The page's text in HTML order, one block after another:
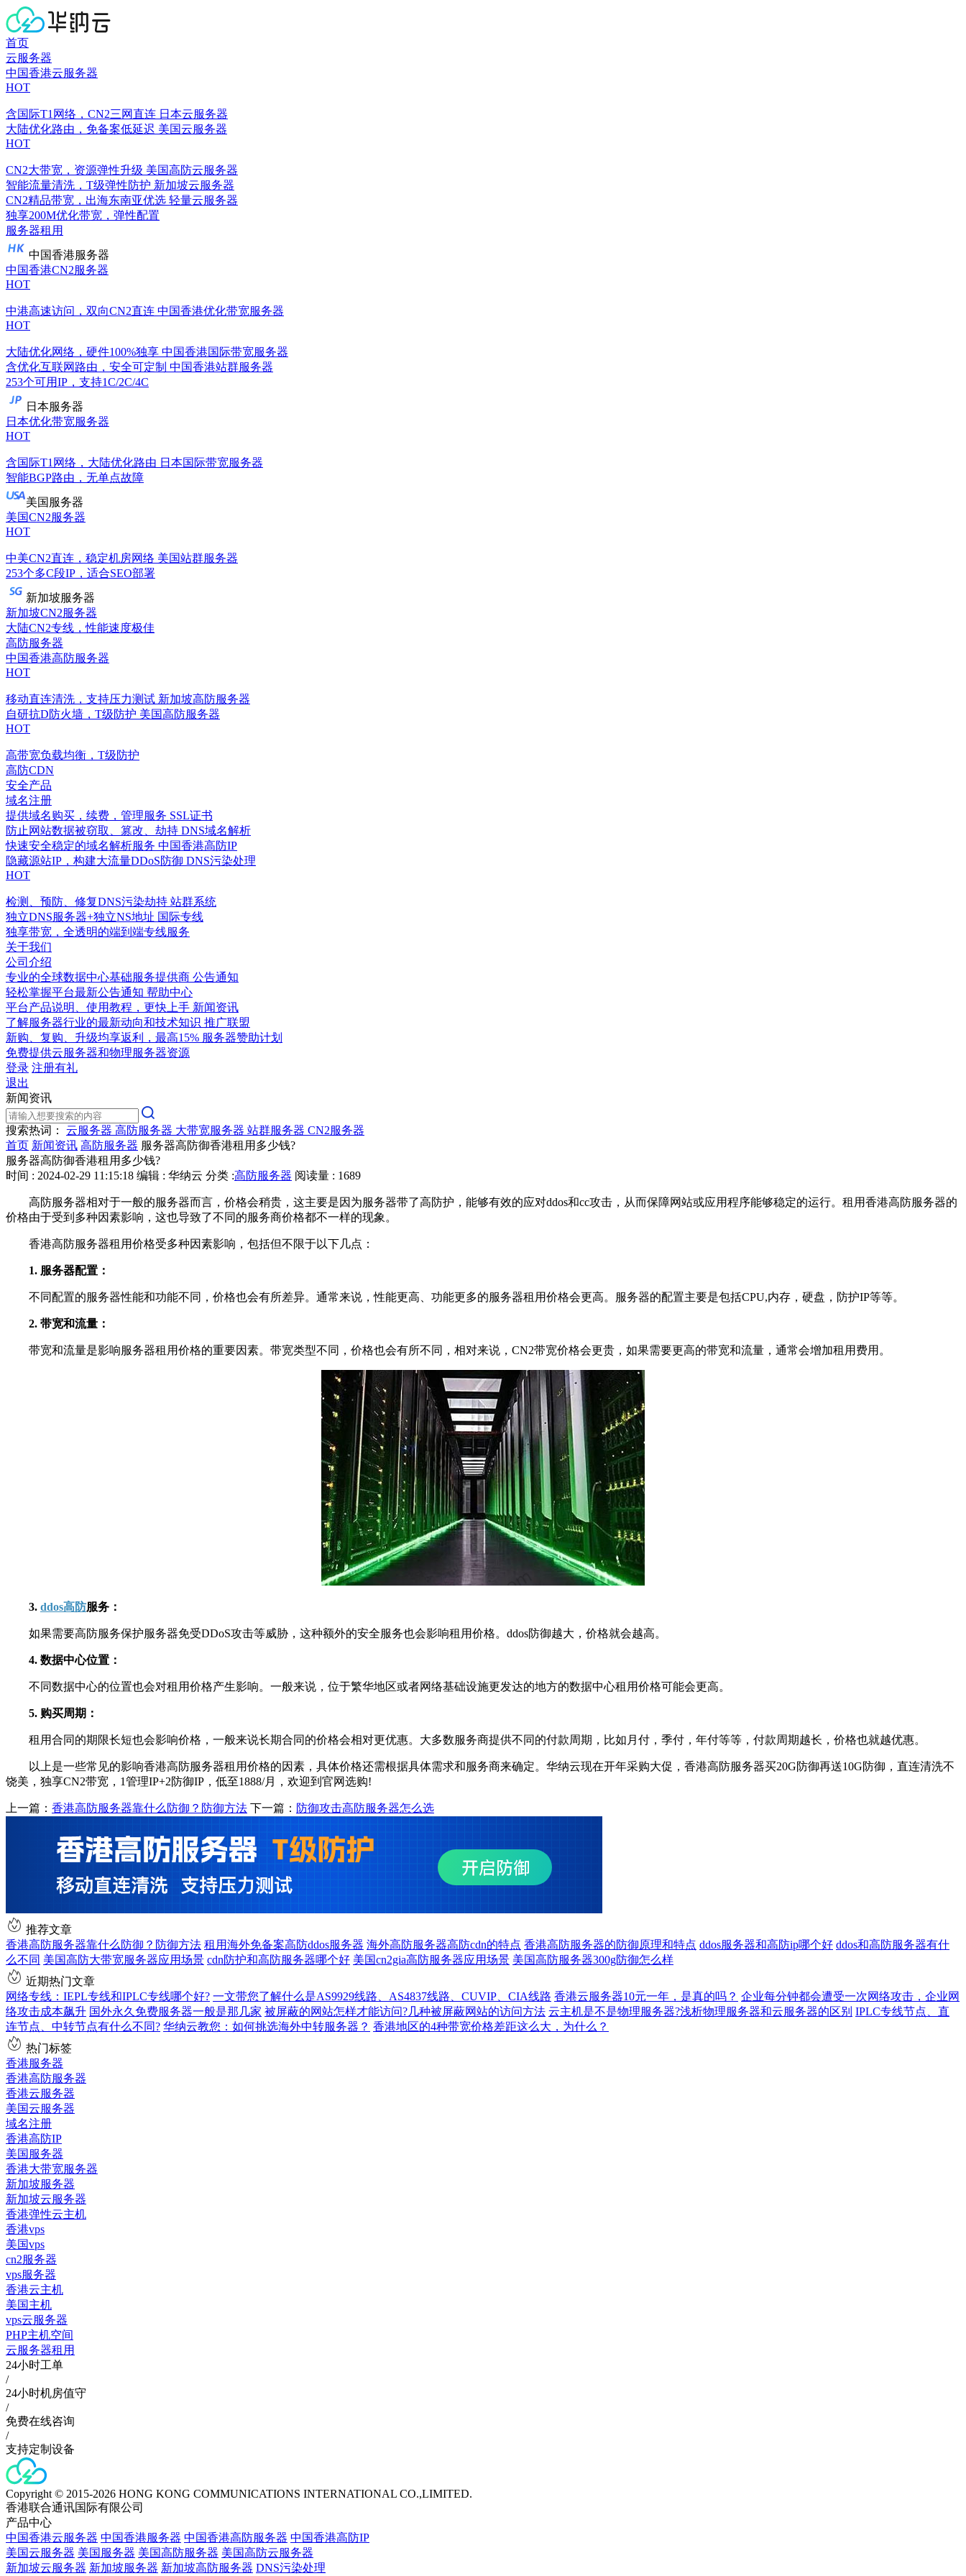
首页
云服务器
中国香港云服务器
HOT
含国际T1网络，CN2三网直连 日本云服务器
大陆优化路由，免备案低延迟 美国云服务器
HOT
CN2大带宽，资源弹性升级 美国高防云服务器
智能流量清洗，T级弹性防护 新加坡云服务器
CN2精品带宽，出海东南亚优选 轻量云服务器
独享200M优化带宽，弹性配置
服务器租用
中国香港服务器
中国香港CN2服务器
HOT
中港高速访问，双向CN2直连 中国香港优化带宽服务器
HOT
大陆优化网络，硬件100%独享 中国香港国际带宽服务器
含优化互联网路由，安全可定制 中国香港站群服务器
253个可用IP，支持1C/2C/4C
日本服务器
日本优化带宽服务器
HOT
含国际T1网络，大陆优化路由 日本国际带宽服务器
智能BGP路由，无单点故障
美国服务器
美国CN2服务器
HOT
中美CN2直连，稳定机房网络 美国站群服务器
253个多C段IP，适合SEO部署
新加坡服务器
新加坡CN2服务器
大陆CN2专线，性能速度极佳
高防服务器
中国香港高防服务器
HOT
移动直连清洗，支持压力测试 新加坡高防服务器
自研抗D防火墙，T级防护 美国高防服务器
HOT
高带宽负载均衡，T级防护
高防CDN
安全产品
域名注册
提供域名购买，续费，管理服务 SSL证书
防止网站数据被窃取、篡改、劫持 DNS域名解析
快速安全稳定的域名解析服务 中国香港高防IP
隐藏源站IP，构建大流量DDoS防御 DNS污染处理
HOT
检测、预防、修复DNS污染劫持 站群系统
独立DNS服务器+独立NS地址 国际专线
独享带宽，全透明的端到端专线服务
关于我们
公司介绍
专业的全球数据中心基础服务提供商 公告通知
轻松掌握平台最新公告通知 帮助中心
平台产品说明、使用教程，更快上手 新闻资讯
了解服务器行业的最新动向和技术知识 推广联盟
新购、复购、升级均享返利，最高15% 服务器赞助计划
免费提供云服务器和物理服务器资源
登录 注册有礼
退出
新闻资讯
搜索热词： 云服务器 高防服务器 大带宽服务器 站群服务器 CN2服务器
首页 新闻资讯 高防服务器 服务器高防御香港租用多少钱?
服务器高防御香港租用多少钱?
时间 : 2024-02-29 11:15:18 编辑 : 华纳云 分类 :高防服务器 阅读量 : 1689
高防服务器相对于一般的服务器而言，价格会稍贵，这主要是因为服务器带了高防护，能够有效的应对ddos和cc攻击，从而保障网站或应用程序能够稳定的运行。租用香港高防服务器的
价格由于受到多种因素影响，这也导致了不同的服务商价格都不一样的现象。
香港高防服务器租用价格受多种因素影响，包括但不限于以下几点：
1. 服务器配置：
不同配置的服务器性能和功能不同，价格也会有所差异。通常来说，性能更高、功能更多的服务器租用价格会更高。服务器的配置主要是包括CPU,内存，硬盘，防护IP等等。
2. 带宽和流量：
带宽和流量是影响服务器租用价格的重要因素。带宽类型不同，价格也会有所不同，相对来说，CN2带宽价格会更贵，如果需要更高的带宽和流量，通常会增加租用费用。
3. ddos高防服务：
如果需要高防服务保护服务器免受DDoS攻击等威胁，这种额外的安全服务也会影响租用价格。ddos防御越大，价格就会越高。
4. 数据中心位置：
不同数据中心的位置也会对租用价格产生影响。一般来说，位于繁华地区或者网络基础设施更发达的地方的数据中心租用价格可能会更高。
5. 购买周期：
租用合同的期限长短也会影响价格，一般来说长期合同的价格会相对更优惠。大多数服务商提供不同的付款周期，比如月付，季付，年付等等，付款周期越长，价格也就越优惠。
以上是一些常见的影响香港高防服务器租用价格的因素，具体价格还需根据具体需求和服务商来确定。华纳云现在开年采购大促，香港高防服务器买20G防御再送10G防御，直连清洗不
饶美，独享CN2带宽，1管理IP+2防御IP，低至1888/月，欢迎到官网选购!
上一篇： 香港高防服务器靠什么防御？防御方法 下一篇： 防御攻击高防服务器怎么选
推荐文章
香港高防服务器靠什么防御？防御方法 租用海外免备案高防ddos服务器 海外高防服务器高防cdn的特点 香港高防服务器的防御原理和特点 ddos服务器和高防ip哪个好 ddos和高防服务器有什
么不同 美国高防大带宽服务器应用场景 cdn防护和高防服务器哪个好 美国cn2gia高防服务器应用场景 美国高防服务器300g防御怎么样
近期热门文章
网络专线：IEPL专线和IPLC专线哪个好? 一文带您了解什么是AS9929线路、AS4837线路、CUVIP、CIA线路 香港云服务器10元一年，是真的吗？ 企业每分钟都会遭受一次网络攻击，企业网
络攻击成本飙升 国外永久免费服务器一般是那几家 被屏蔽的网站怎样才能访问?几种被屏蔽网站的访问方法 云主机是不是物理服务器?浅析物理服务器和云服务器的区别 IPLC专线节点、直
连节点、中转节点有什么不同? 华纳云教您：如何挑选海外中转服务器？ 香港地区的4种带宽价格差距这么大，为什么？
热门标签
香港服务器
香港高防服务器
香港云服务器
美国云服务器
域名注册
香港高防IP
美国服务器
香港大带宽服务器
新加坡服务器
新加坡云服务器
香港弹性云主机
香港vps
美国vps
cn2服务器
vps服务器
香港云主机
美国主机
vps云服务器
PHP主机空间
云服务器租用
24小时工单
/
24小时机房值守
/
免费在线咨询
/
支持定制设备
Copyright © 2015-2026 HONG KONG COMMUNICATIONS INTERNATIONAL CO.,LIMITED.
香港联合通讯国际有限公司
产品中心
中国香港云服务器 中国香港服务器 中国香港高防服务器 中国香港高防IP
美国云服务器 美国服务器 美国高防服务器 美国高防云服务器
新加坡云服务器 新加坡服务器 新加坡高防服务器 DNS污染处理